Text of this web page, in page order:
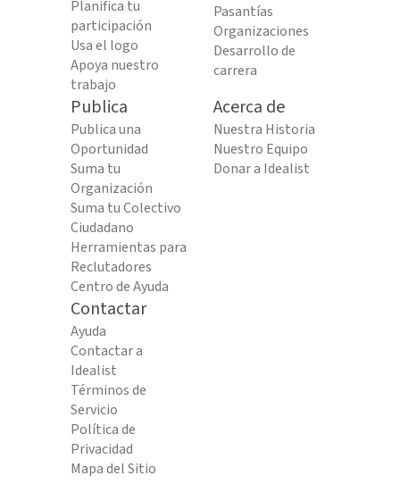
Planifica tu
participación
Usa el logo
Apoya nuestro
trabajo
Pasantías
Organizaciones
Desarrollo de
carrera
Publica
Publica una
Oportunidad
Suma tu
Organización
Suma tu Colectivo
Ciudadano
Herramientas para
Reclutadores
Centro de Ayuda
Acerca de
Nuestra Historia
Nuestro Equipo
Donar a Idealist
Contactar
Ayuda
Contactar a
Idealist
Términos de
Servicio
Política de
Privacidad
Mapa del Sitio